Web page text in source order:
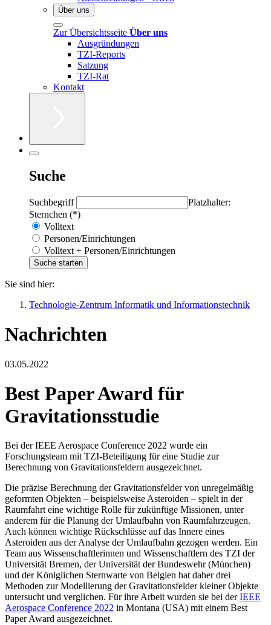
Über uns
Zur Übersichtsseite Über uns
Ausgründungen
TZI-Reports
Satzung
TZI-Rat
Kontakt
Suche
Suchbegriff
Platzhalter:
Sternchen (*)
Volltext
Personen/Einrichtungen
Volltext + Personen/Einrichtungen
Sie sind hier:
Technologie-Zentrum Informatik und Informationstechnik
Nachrichten
03.05.2022
Best Paper Award für
Gravitationsstudie
Bei der IEEE Aerospace Conference 2022 wurde ein
Forschungsteam mit TZI-Beteiligung für eine Studie zur
Berechnung von Gravitationsfeldern ausgezeichnet.
Die präzise Berechnung der Gravitationsfelder von unregelmäßig
geformten Objekten – beispielsweise Asteroiden – spielt in der
Raumfahrt eine wichtige Rolle für zukünftige Missionen, unter
anderem für die Planung der Umlaufbahn von Raumfahrzeugen.
Auch können wichtige Rückschlüsse auf das Innere eines
Asteroiden aus der Analyse der Umlaufbahn gezogen werden. Ein
Team aus Wissenschaftlerinnen und Wissenschaftlern des TZI der
Universität Bremen, der Universität der Bundeswehr (München)
und der Königlichen Sternwarte von Belgien hat daher drei
Methoden zur Modellierung der Gravitationsfelder kleiner Objekte
untersucht und verglichen. Für ihre Arbeit wurden sie bei derIEEE
Aerospace Conference 2022 in Montana (USA) mit einem Best
Paper Award ausgezeichnet.